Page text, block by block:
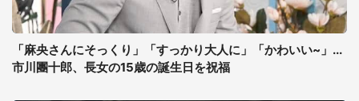
「麻央さんにそっくり」「すっかり大人に」「かわいい~」...
市川團十郎、長女の15歳の誕生日を祝福